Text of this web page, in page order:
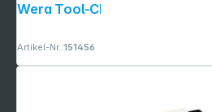
Wera Tool-Check Automotive 1
Artikel-Nr.:151456